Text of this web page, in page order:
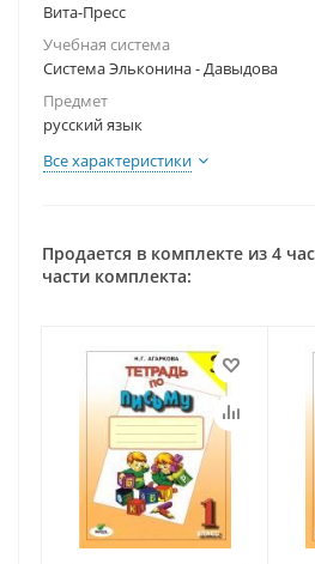
Вита-Пресс
Учебная система
Система Эльконина - Давыдова
Предмет
русский язык
Все характеристики
Продается в комплекте из 4
части комплекта: